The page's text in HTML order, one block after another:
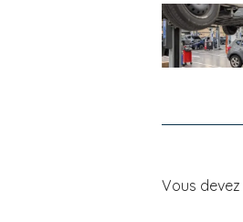
Vous devez